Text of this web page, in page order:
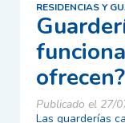
RESIDENCIAS Y
ofrecen?
Publicado el 27/
Las guarderías